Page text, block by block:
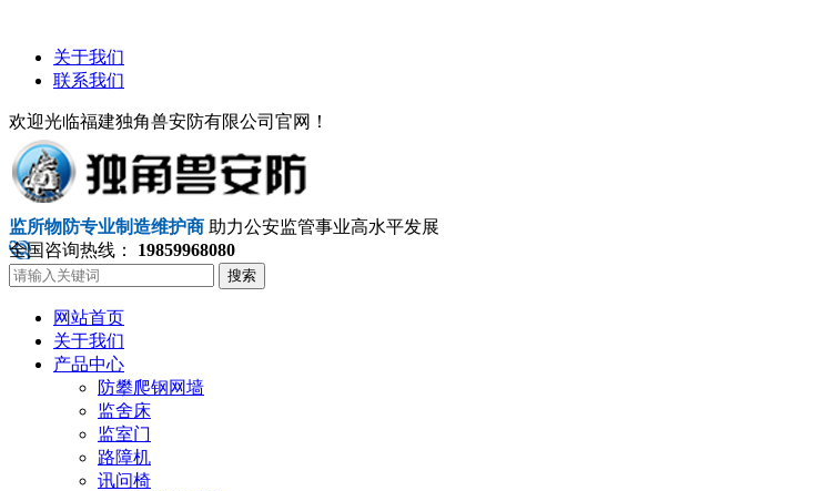
关于我们
联系我们
欢迎光临福建独角兽安防有限公司官网！
监所物防专业制造维护商 助力公安监管事业高水平发展
全国咨询热线：
19859968080
搜索
网站首页
关于我们
产品中心
防攀爬钢网墙
监舍床
监室门
路障机
讯问椅